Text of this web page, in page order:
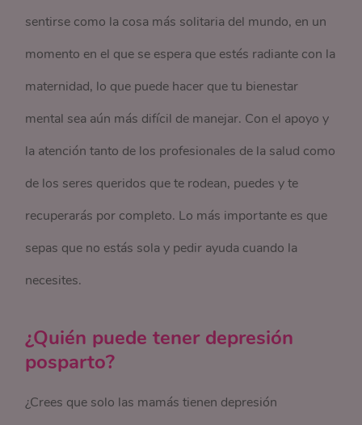
sentirse como la cosa más solitaria del mundo, en un
momento en el que se espera que estés radiante con la
maternidad, lo que puede hacer que tu bienestar
mental sea aún más difícil de manejar. Con el apoyo y
la atención tanto de los profesionales de la salud como
de los seres queridos que te rodean, puedes y te
recuperarás por completo. Lo más importante es que
sepas que no estás sola y pedir ayuda cuando la
necesites.
¿Quién puede tener depresión
posparto?
¿Crees que solo las mamás tienen depresión